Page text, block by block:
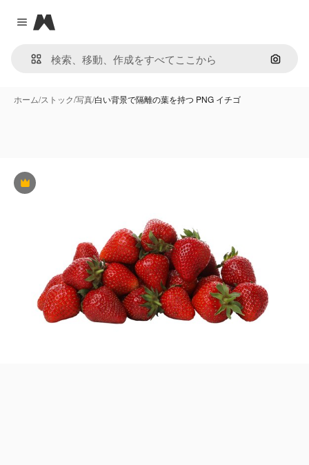
Close menu
Magnific
画像で
ホーム/ストック/写真/白い背景で隔離の葉を持つ PNG イチゴ
Premium